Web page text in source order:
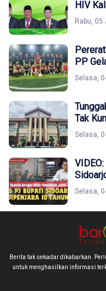
HIV
Rabu, 05
PP
Selasa,
Tak
Selasa,
Selasa,
Berita tak sekadar dikabarkan.
untuk menghasilkan informasi